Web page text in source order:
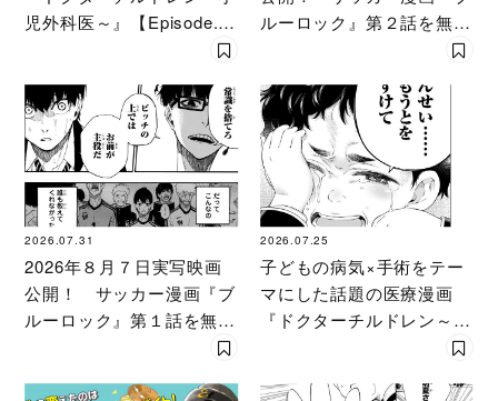
児外科医～』【Episode.
ルーロック』第２話を無料
2026.07.31
2026年８月７日実写映画
公開！ サッカー漫画『ブ
ルーロック』第１話を無料
2026.07.25
子どもの病気×手術をテー
マにした話題の医療漫画
『ドクターチルドレン～小
児外科医～』【Episode.